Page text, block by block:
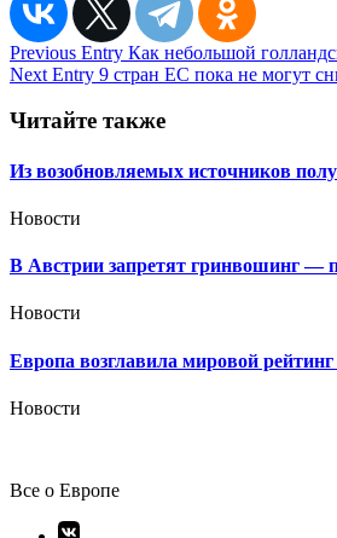
Навигация
по
записям
Previous Entry Как небольшой
Next Entry 9 стран ЕС пока не могут
Читайте также
Из возобновляемых источников
Новости
В Австрии запретят гринвошинг —
Новости
Европа возглавила мировой
Новости
Все о Европе
Элемент